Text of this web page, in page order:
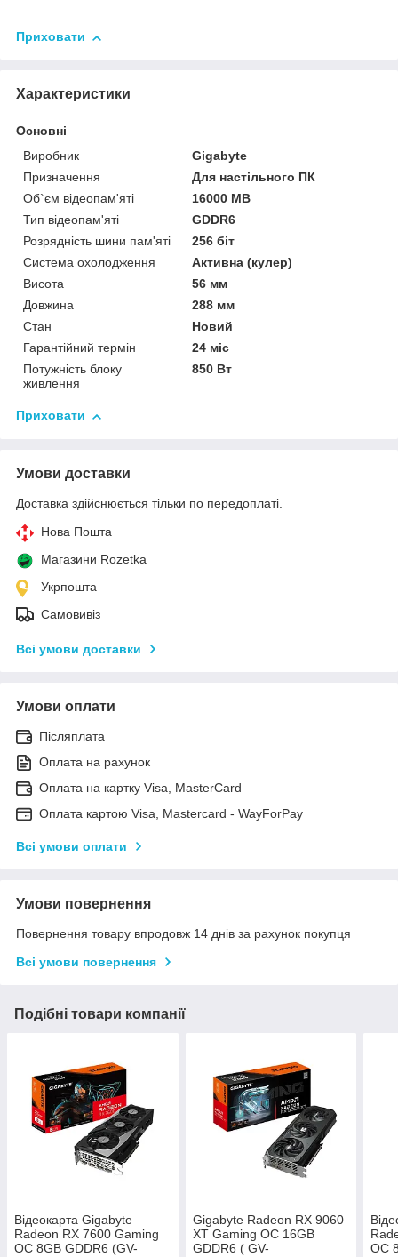
Приховати
Характеристики
Основні
Виробник
Gigabyte
Призначення
Для настільного ПК
Об`єм відеопам'яті
16000 MB
Тип відеопам'яті
GDDR6
Розрядність шини пам'яті
256 біт
Система охолодження
Активна (кулер)
Висота
56 мм
Довжина
288 мм
Стан
Новий
Гарантійний термін
24 міс
Потужність блоку
живлення
850 Вт
Приховати
Умови доставки
Доставка здійснюється тільки по передоплаті.
Нова Пошта
Магазини Rozetka
Укрпошта
Самовивіз
Всі умови доставки
Умови оплати
Післяплата
Оплата на рахунок
Оплата на картку Visa, MasterCard
Оплата картою Visa, Mastercard - WayForPay
Всі умови оплати
Умови повернення
Повернення товару впродовж 14 днів за рахунок покупця
Всі умови повернення
Подібні товари компанії
Відеокарта Gigabyte
Radeon RX 7600 Gaming
OC 8GB GDDR6 (GV-
Gigabyte Radeon RX 9060
XT Gaming OC 16GB
GDDR6 ( GV-
OC